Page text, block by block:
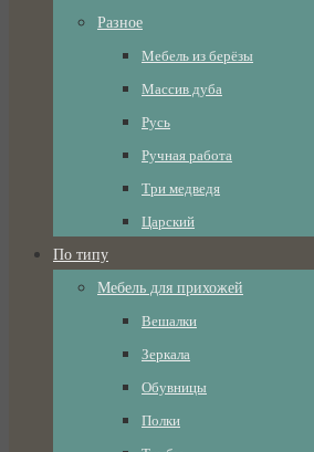
Разное
Мебель из берёзы
Массив дуба
Русь
Ручная работа
Три медведя
Царский
По типу
Мебель для прихожей
Вешалки
Зеркала
Обувницы
Полки